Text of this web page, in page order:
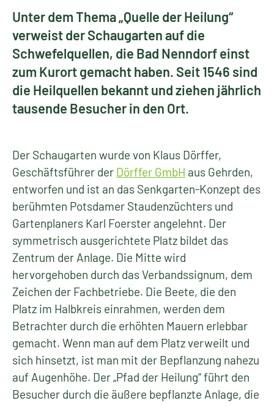
Unter dem Thema „Quelle der Heilung“
verweist der Schaugarten auf die
Schwefelquellen, die Bad Nenndorf einst
zum Kurort gemacht haben. Seit 1546 sind
die Heilquellen bekannt und ziehen jährlich
tausende Besucher in den Ort.
Der Schaugarten wurde von Klaus Dörffer,
Geschäftsführer der Dörffer GmbH aus Gehrden,
entworfen und ist an das Senkgarten-Konzept des
berühmten Potsdamer Staudenzüchters und
Gartenplaners Karl Foerster angelehnt. Der
symmetrisch ausgerichtete Platz bildet das
Zentrum der Anlage. Die Mitte wird
hervorgehoben durch das Verbandssignum, dem
Zeichen der Fachbetriebe. Die Beete, die den
Platz im Halbkreis einrahmen, werden dem
Betrachter durch die erhöhten Mauern erlebbar
gemacht. Wenn man auf dem Platz verweilt und
sich hinsetzt, ist man mit der Bepflanzung nahezu
auf Augenhöhe. Der „Pfad der Heilung“ führt den
Besucher durch die äußere bepflanzte Anlage, die